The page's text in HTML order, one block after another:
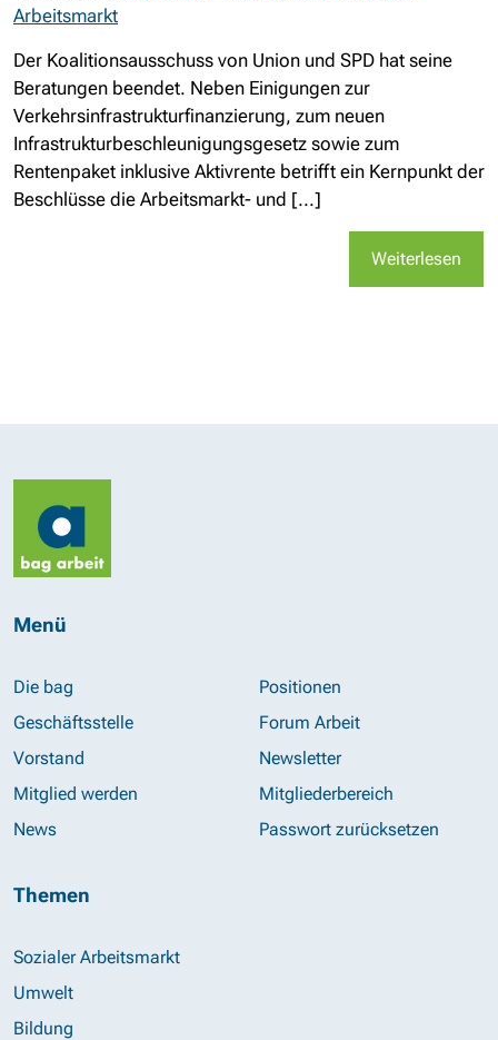
Arbeitsmarkt
Der Koalitionsausschuss von Union und SPD hat seine
Beratungen beendet. Neben Einigungen zur
Verkehrsinfrastrukturfinanzierung, zum neuen
Infrastrukturbeschleunigungsgesetz sowie zum
Rentenpaket inklusive Aktivrente betrifft ein Kernpunkt der
Beschlüsse die Arbeitsmarkt- und [...]
Weiterlesen
Menü
Die bag
Geschäftsstelle
Vorstand
Mitglied werden
News
Positionen
Forum Arbeit
Newsletter
Mitgliederbereich
Passwort zurücksetzen
Themen
Sozialer Arbeitsmarkt
Umwelt
Bildung